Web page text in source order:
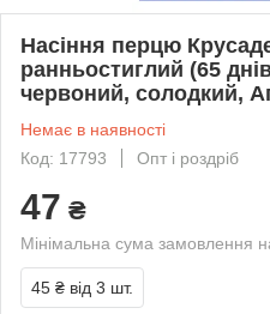
Насіння перцю
ранньостиглий (65
червоний, солодкий,
Немає в наявності
Код: 17793
Опт і роздріб
47 ₴
Мінімальна сума замовлення
45 ₴ від 3 шт.